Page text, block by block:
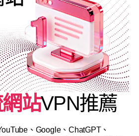
站VPN推薦
、Google、ChatGPT、